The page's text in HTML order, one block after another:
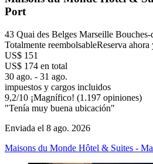
Port
43 Quai des Belges Marseille
Totalmente reembolsableReserva ahora
US$ 151
US$ 174 en total
30 ago. - 31 ago.
impuestos y cargos incluidos
9,2/10 ¡Magnífico! (1.197 opiniones)
"Tenía muy buena ubicación"
Enviada el 8 ago. 2026
Maisons du Monde Hôtel & Suites -